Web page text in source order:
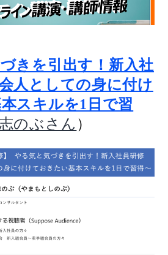
きを引出す！新入社
人としての身に付け
スキルを1日で習
のぶさん ）